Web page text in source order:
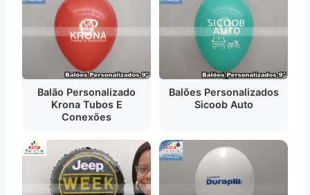
Balão Personalizado
Krona Tubos E
Conexões
Balões Personalizados
Sicoob Auto